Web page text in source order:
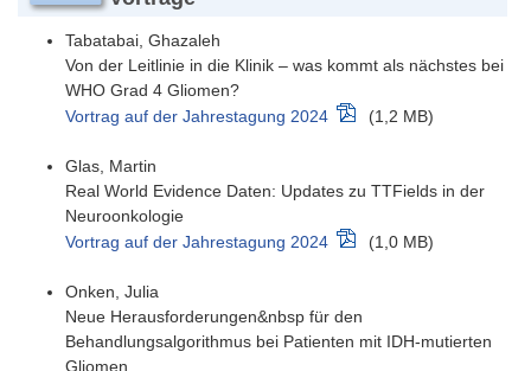
Tabatabai, Ghazaleh
Von der Leitlinie in die Klinik – was kommt als nächstes bei
WHO Grad 4 Gliomen?
Vortrag auf der Jahrestagung 2024
(1,2 MB)
Glas, Martin
Real World Evidence Daten: Updates zu TTFields in der
Neuroonkologie
Vortrag auf der Jahrestagung 2024
(1,0 MB)
Onken, Julia
Neue Herausforderungen&nbsp für den
Behandlungsalgorithmus bei Patienten mit IDH-mutierten
Gliomen